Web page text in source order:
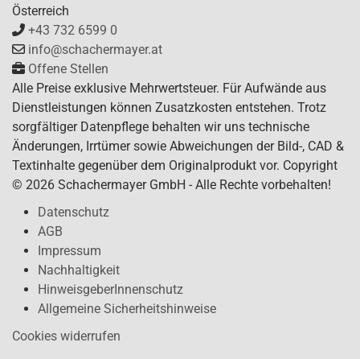
Österreich
+43 732 6599 0
info@schachermayer.at
Offene Stellen
Alle Preise exklusive Mehrwertsteuer. Für Aufwände aus
Dienstleistungen können Zusatzkosten entstehen. Trotz
sorgfältiger Datenpflege behalten wir uns technische
Änderungen, Irrtümer sowie Abweichungen der Bild-, CAD &
Textinhalte gegenüber dem Originalprodukt vor. Copyright
© 2026 Schachermayer GmbH - Alle Rechte vorbehalten!
Datenschutz
AGB
Impressum
Nachhaltigkeit
HinweisgeberInnenschutz
Allgemeine Sicherheitshinweise
Cookies widerrufen